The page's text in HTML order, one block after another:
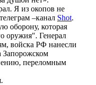
Я из окопов не
–канал Shot.
оборону, которая
оружия". Генерал
войска РФ нанесли
Запорожском
переломным